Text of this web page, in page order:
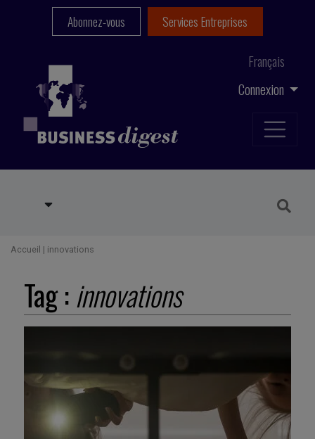
Connexion
Français
Abonnez-vous Services Entreprises
Accueil | innovations
Tag :innovations